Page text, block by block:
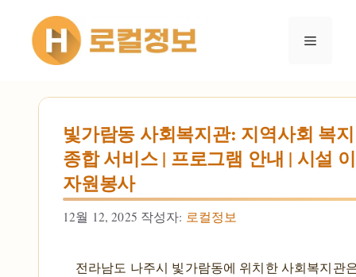
건너뛰기
메뉴
빛가람동 사회복지관: 지역사회 복
종합 서비스 | 프로그램 안내 | 시설
자원봉사
12월 12, 2025 작성자: 로컬정보
전라남도 나주시 빛가람동에 위치한 사회복지관